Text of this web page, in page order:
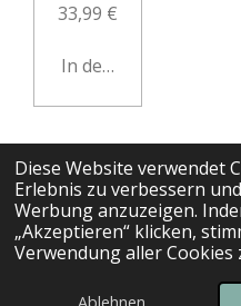
Diese Website verwendet
Erlebnis zu verbessern
Werbung anzuzeigen.
„Akzeptieren“ klicken,
Verwendung aller Cookies
33,99 €
In den Warenkorb
© 2022 Timberguru.de